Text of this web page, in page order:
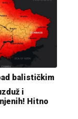
balističkim
i
Hitno